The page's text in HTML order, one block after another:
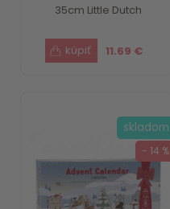
35cm Little Dutch
11.69 €
skladom
- 14 %